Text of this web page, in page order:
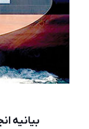
بیانیه